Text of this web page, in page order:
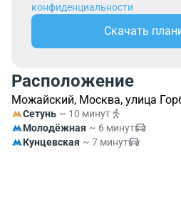
конфиденциальности
Скачать
Расположение
Можайский, Москва, улица
Сетунь ~ 10 минут
Молодёжная ~ 6 минут
Кунцевская ~ 7 минут